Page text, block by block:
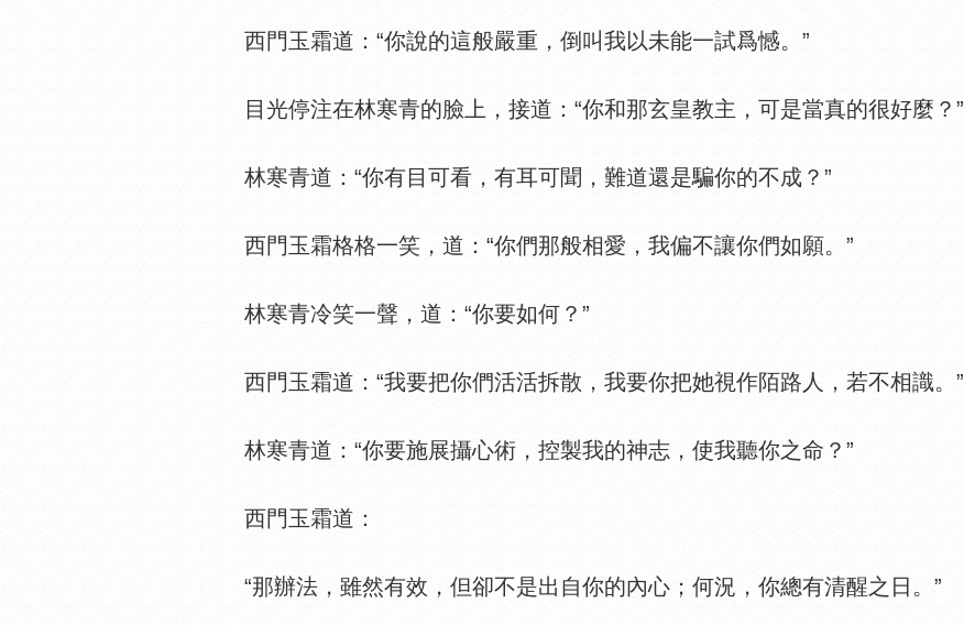
西門玉霜道：“你說的這般嚴重，倒叫我以未能一試爲憾。”
目光停注在林寒青的臉上，接道：“你和那玄皇教主，可是當真的很好麼？”
林寒青道：“你有目可看，有耳可聞，難道還是騙你的不成？”
西門玉霜格格一笑，道：“你們那般相愛，我偏不讓你們如願。”
林寒青冷笑一聲，道：“你要如何？”
西門玉霜道：“我要把你們活活拆散，我要你把她視作陌路人，若不相識。”
林寒青道：“你要施展攝心術，控製我的神志，使我聽你之命？”
西門玉霜道：
“那辦法，雖然有效，但卻不是出自你的內心；何況，你總有清醒之日。”